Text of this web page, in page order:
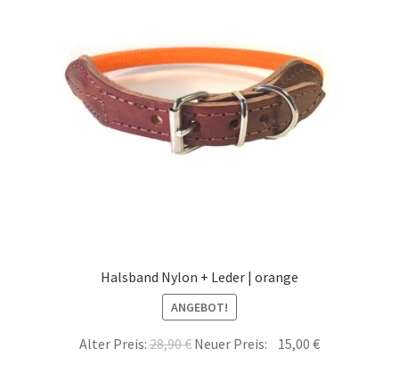
Halsband Nylon + Leder | orange
ANGEBOT!
Alter Preis:28,90€ Neuer Preis: 15,00€